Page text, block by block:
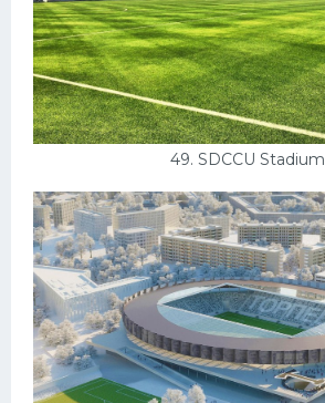
49. SDCCU Stadium